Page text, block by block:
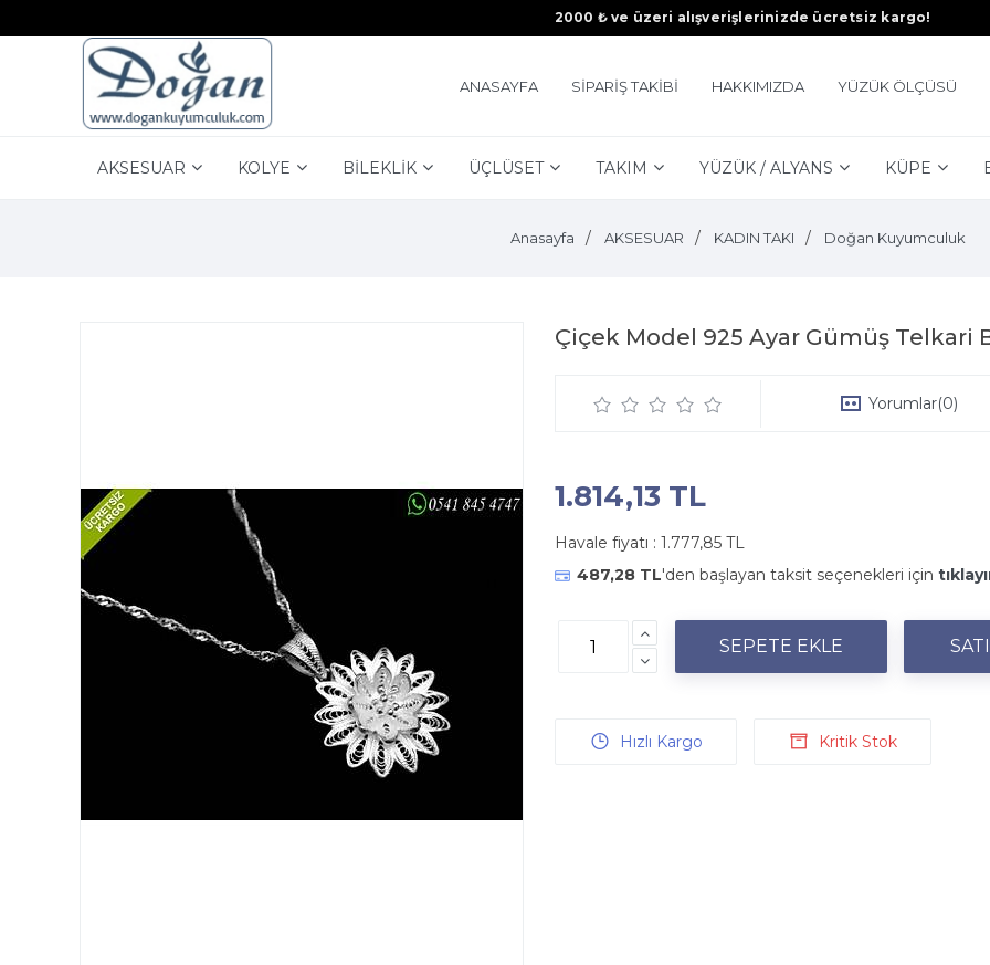
2000 ₺ ve üzeri alışverişlerinizde ücretsiz kargo!
ANASAYFA SİPARİŞ TAKİBİ HAKKIMIZDA YÜZÜK ÖLÇÜSÜ
AKSESUAR KOLYE BİLEKLİK ÜÇLÜSET TAKIM YÜZÜK / ALYANS KÜPE
Anasayfa AKSESUAR KADIN TAKI Doğan Kuyumculuk
Çiçek Model 925 Ayar Gümüş Telkari
Yorumlar(0)
1.814,13 TL
Havale fiyatı : 1.777,85 TL
487,28 TL'den başlayan taksit seçenekleri için